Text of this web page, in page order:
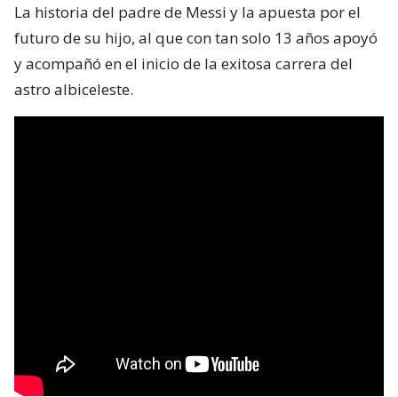
La historia del padre de Messi y la apuesta por el
futuro de su hijo, al que con tan solo 13 años apoyó
y acompañó en el inicio de la exitosa carrera del
astro albiceleste.